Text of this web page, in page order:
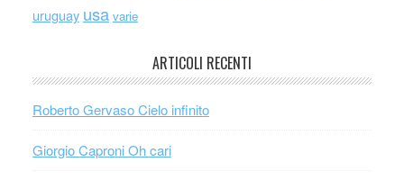
uruguay usa varie
ARTICOLI RECENTI
Roberto Gervaso Cielo infinito
Giorgio Caproni Oh cari